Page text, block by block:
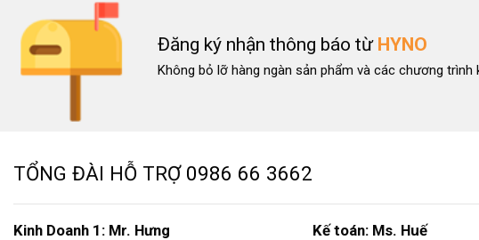
Đăng ký nhận thông báo từ HYNO
Không bỏ lỡ hàng ngàn sản phẩm và các chương trình
TỔNG ĐÀI HỖ TRỢ 0986 66 3662
Kinh Doanh 1: Mr. Hưng Kế toán: Ms. Huế